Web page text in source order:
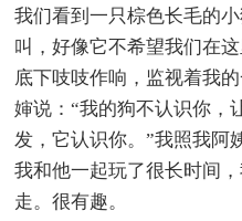
我们看到一只棕色长毛的
叫，好像它不希望我们在
底下吱吱作响，监视着我
婶说：“我的狗不认识你，
发，它认识你。”我照我阿
我和他一起玩了很长时间
走。很有趣。